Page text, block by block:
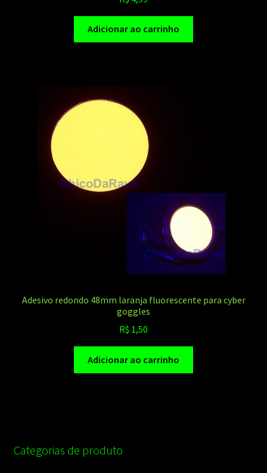
Adicionar ao carrinho
Adesivo redondo 48mm laranja fluorescente para cyber
goggles
R$ 1,50
Adicionar ao carrinho
Categorias de produto